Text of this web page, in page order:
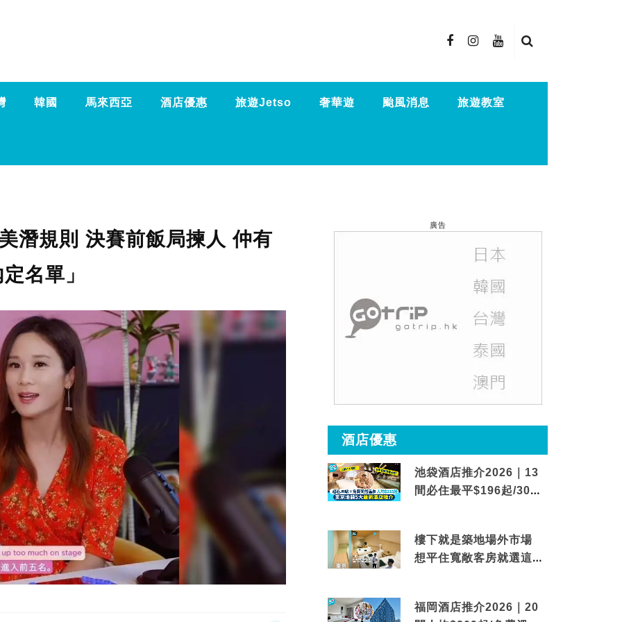
韓國 馬來西亞 酒店優惠 旅遊Jetso 奢華遊 颱風消息 旅遊教室
潛規則 決賽前飯局揀人 仲有
名單」
廣告
酒店優惠
池袋酒店推介2026｜13
間必住最平$196起/30秒
樓下就是築地場外市場
想平住寬敞客房就選這間
福岡酒店推介2026｜20